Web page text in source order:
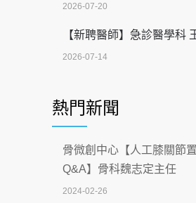
2026-07-20
【新聘醫師】急診醫學科
2026-07-14
科能量
2026-07-08
沒菸酒也瀕臨洗腎？65歲
慣」逆轉腎功能 醫揭3招救
2026-07-08
熱門新聞
骨微創中心【人工膝關節
Q&A】骨科魏志定主任
2024-02-26